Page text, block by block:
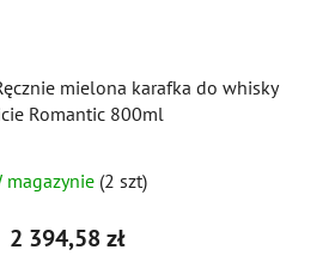
mielona karafka do whisky
Romantic 800ml
magazynie (2 szt)
2 394,58 zł